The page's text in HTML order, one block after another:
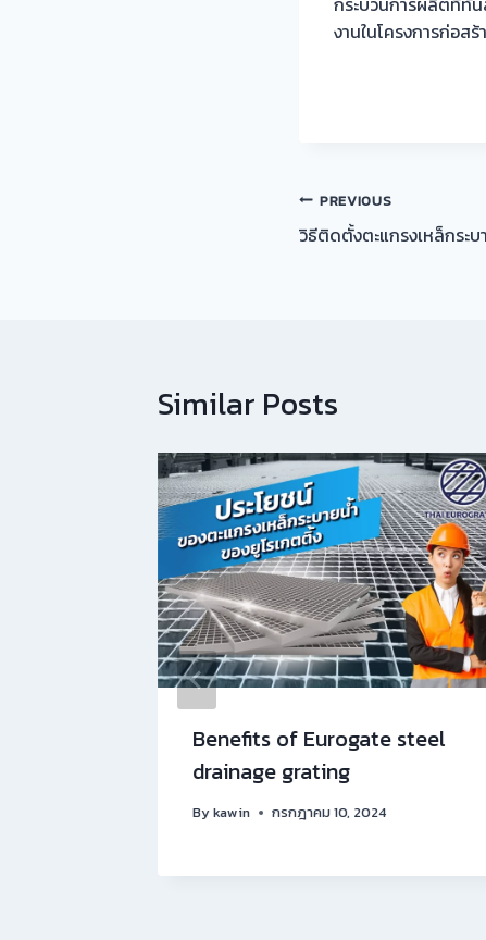
งานในโครงการก่อส
แนะแนว
เรื่อง
PREVIOUS
วิธีติดตั้งตะแกรงเหล็กระ
Similar Posts
Benefits of Eurogate steel
drainage grating
Bykawin กรกฎาคม 10, 2024